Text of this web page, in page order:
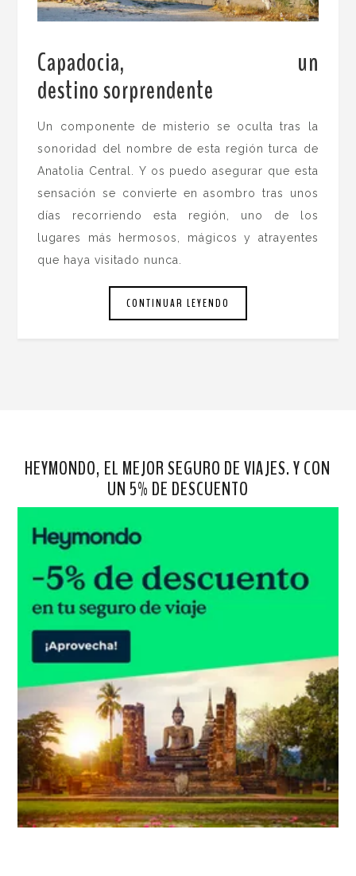
Capadocia, un
destino sorprendente
Un componente de misterio se oculta tras la
sonoridad del nombre de esta región turca de
Anatolia Central. Y os puedo asegurar que esta
sensación se convierte en asombro tras unos
días recorriendo esta región, uno de los
lugares más hermosos, mágicos y atrayentes
que haya visitado nunca.
CONTINUAR LEYENDO
HEYMONDO, EL MEJOR SEGURO DE VIAJES. Y CON
UN 5% DE DESCUENTO